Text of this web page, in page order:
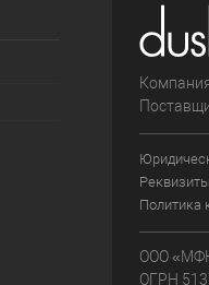
Политика
ООО
ОГРН